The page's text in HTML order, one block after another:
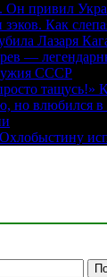
Он привил
Как
Лазаря
—
СССР
тащусь!»
но влюбился в